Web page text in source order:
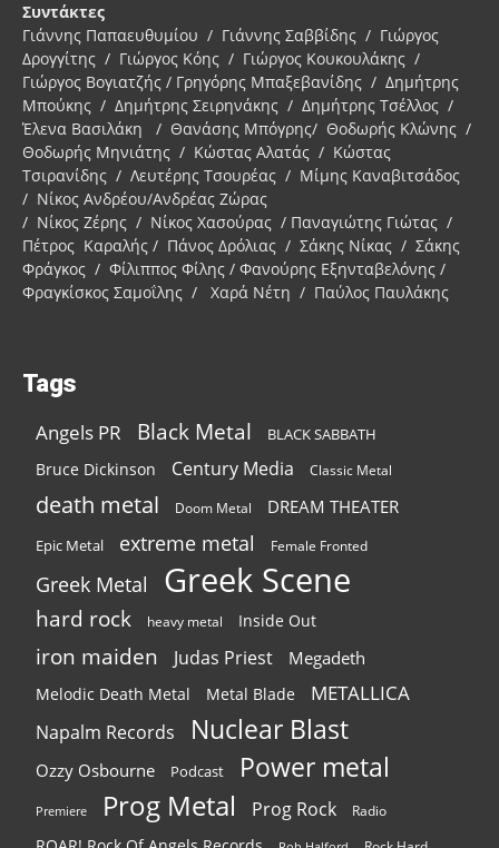
Συντάκτες
Γιάννης Παπαευθυμίου / Γιάννης Σαββίδης / Γιώργος
Δρογγίτης / Γιώργος Κόης / Γιώργος Κουκουλάκης /
Γιώργος Βογιατζής / Γρηγόρης Μπαξεβανίδης / Δημήτρης
Μπούκης / Δημήτρης Σειρηνάκης / Δημήτρης Τσέλλος /
Έλενα Βασιλάκη / Θανάσης Μπόγρης/ Θοδωρής Κλώνης /
Θοδωρής Μηνιάτης / Κώστας Αλατάς / Κώστας
Τσιρανίδης / Λευτέρης Τσουρέας / Μίμης Καναβιτσάδος
/ Νίκος Ανδρέου/Ανδρέας Ζώρας
/ Νίκος Ζέρης / Νίκος Χασούρας / Παναγιώτης Γιώτας /
Πέτρος Καραλής / Πάνος Δρόλιας / Σάκης Νίκας / Σάκης
Φράγκος / Φίλιππος Φίλης / Φανούρης Εξηνταβελόνης /
Φραγκίσκος Σαμοΐλης / Χαρά Νέτη / Παύλος Παυλάκης
Tags
Angels PR Black Metal BLACK SABBATH
Bruce Dickinson Century Media Classic Metal
death metal Doom Metal DREAM THEATER
Epic Metal extreme metal Female Fronted
Greek Metal Greek Scene
hard rock heavy metal Inside Out
iron maiden Judas Priest Megadeth
Melodic Death Metal Metal Blade METALLICA
Napalm Records Nuclear Blast
Ozzy Osbourne Podcast Power metal
Premiere Prog Metal Prog Rock Radio